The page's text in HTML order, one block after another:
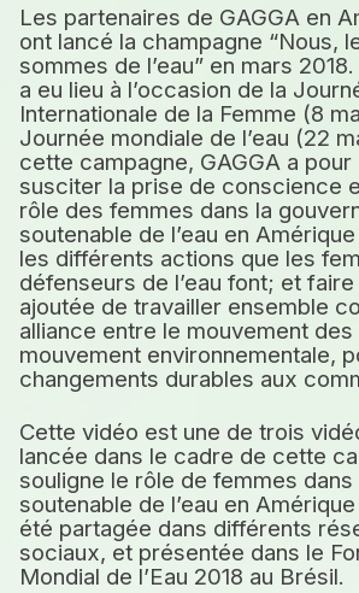
Les partenaires de GAGGA en
ont lancé la champagne “Nous,
sommes de l’eau” en mars
a eu lieu à l’occasion de la
Internationale de la Femme (8
Journée mondiale de l’eau (22
cette campagne, GAGGA a
susciter la prise de conscience
rôle des femmes dans la
soutenable de l’eau en
les différents actions que les
défenseurs de l’eau font; et
ajoutée de travailler ensemble
alliance entre le mouvement
mouvement environnementale,
changements durables aux
Cette vidéo est une de trois
lancée dans le cadre de cette
souligne le rôle de femmes
soutenable de l’eau en
été partagée dans différents
sociaux, et présentée dans le
Mondial de l’Eau 2018 au Brésil.